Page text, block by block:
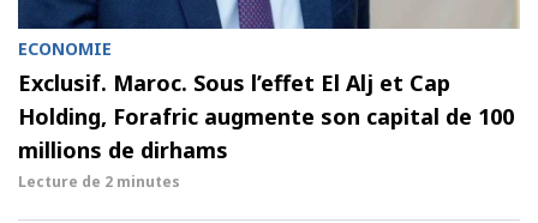
ECONOMIE
Exclusif. Maroc. Sous l’effet El Alj et Cap
Holding, Forafric augmente son capital de 100
millions de dirhams
Lecture de 2 minutes